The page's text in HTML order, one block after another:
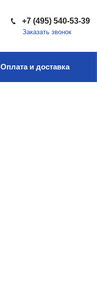
+7 (495) 540-53-39
Заказать звонок
Оплата и доставка